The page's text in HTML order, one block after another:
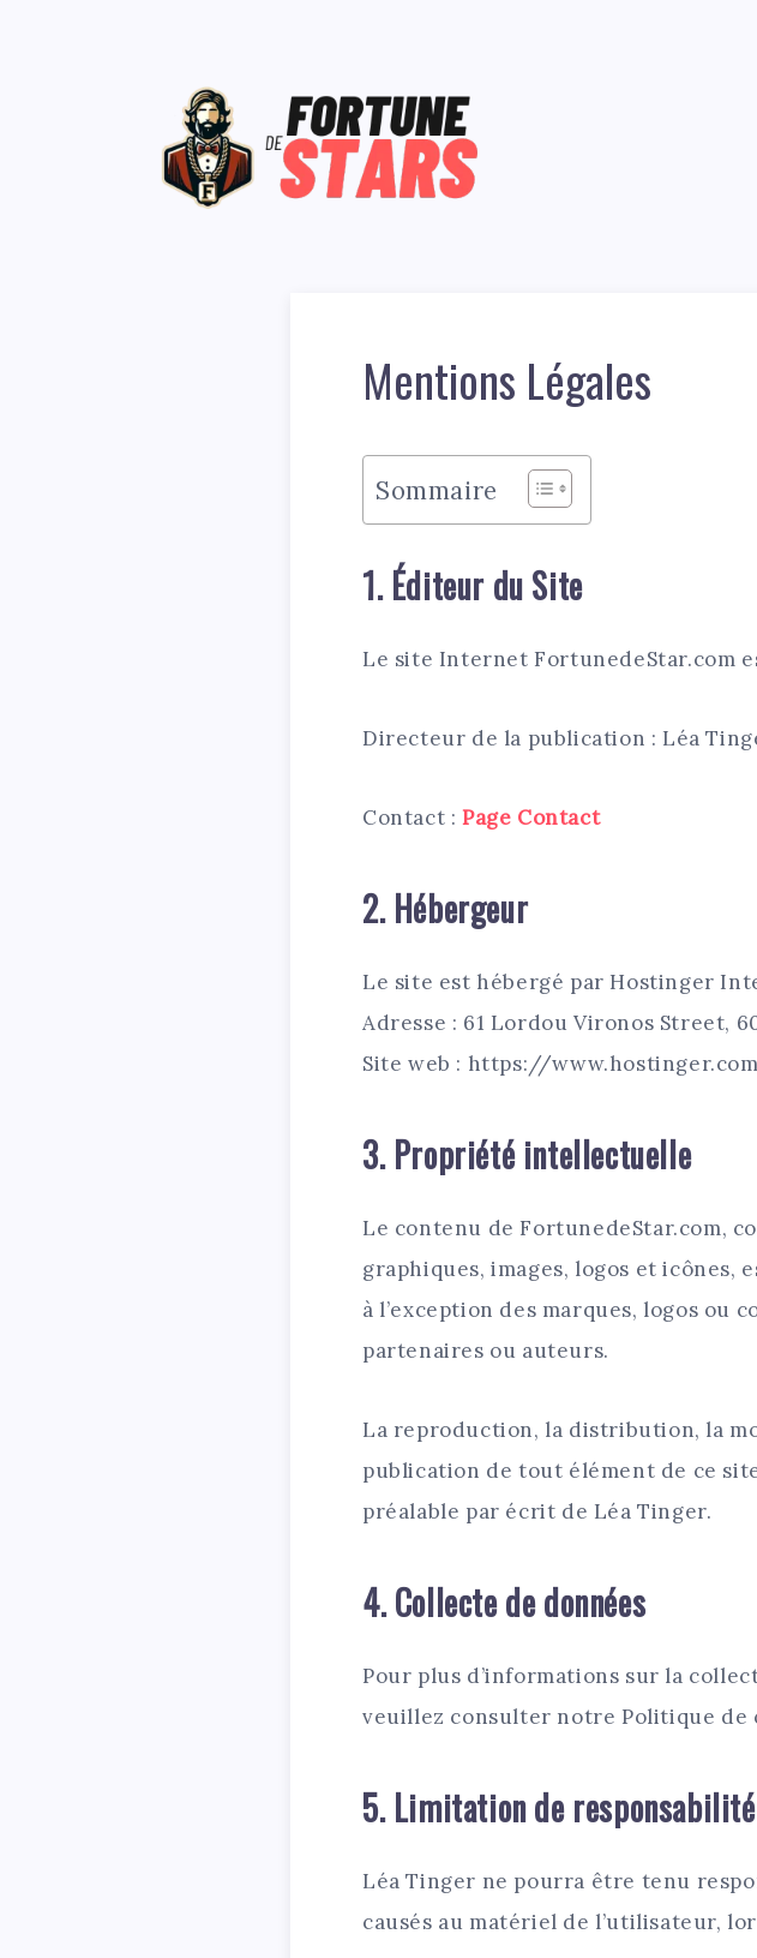
Mentions Légales
Sommaire
1. Éditeur du Site
Le site Internet FortunedeStar.com
Directeur de la publication : Léa
Contact : Page Contact
2. Hébergeur
Le site est hébergé par Hostinger
Adresse : 61 Lordou Vironos Street,
Site web : https://www.hostinger.com
3. Propriété intellectuelle
Le contenu de FortunedeStar.com,
graphiques, images, logos et icônes,
à l’exception des marques, logos ou
partenaires ou auteurs.
La reproduction, la distribution, la
publication de tout élément de ce
préalable par écrit de Léa Tinger.
4. Collecte de données
Pour plus d’informations sur la
veuillez consulter notre Politique
5. Limitation de responsabilité
Léa Tinger ne pourra être tenu
causés au matériel de l’utilisateur,